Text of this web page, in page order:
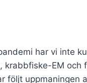
har vi inte
EM och
följt uppmaningen